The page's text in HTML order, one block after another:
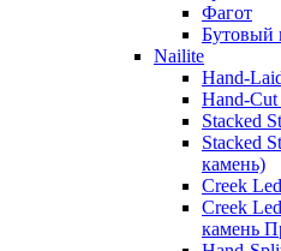
Фагот
Бутовый
Nailite
Hand-
Hand-
Stacked
Stacked
камень)
Creek
Creek
камень